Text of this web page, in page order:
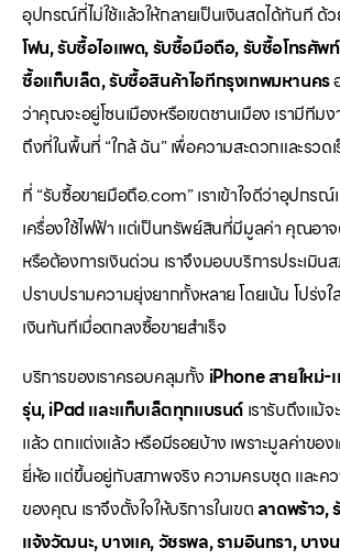
อุปกรณ์ที่ไม่ใช้แล้วให้กลายเป็นเงินสดได้ทันที ด้
โฟน, รับซื้อไอแพด, รับซื้อมือถือ, รับซื้อโทรศัพ
ซื้อแท็บเล็ต, รับซื้อสินค้าไอทีกรุงเทพมหานคร
ว่าคุณจะอยู่โซนเมืองหรือเขตชานเมือง เรามีทีม
ถึงที่ในพื้นที่ “ใกล้ ฉัน” เพื่อความสะดวกและรวด
ที่ “รับซื้อขายมือถือ.com” เราเข้าใจดีว่าอุปกรณ์
เครื่องใช้ไฟฟ้า แต่เป็นทรัพย์สินที่มีมูลค่า คุณอา
หรือต้องการเงินด่วน เราจึงมอบบริการประเมิน
ปราบปรามความยุ่งยากทั้งหลาย โดยเน้น โปร่งใ
เงินทันทีเมื่อตกลงซื้อขายสำเร็จ
บริการของเราครอบคลุมทั้ง iPhone สายใหม่-
รุ่น, iPad และแท็บเล็ตทุกแบรนด์ เรารับถึงแม้
แล้ว ตกแต่งแล้ว หรือมีรอยบ้าง เพราะมูลค่าของ
ยี่ห้อ แต่ขึ้นอยู่กับสภาพจริง ความครบชุด และคว
ของคุณ เราจึงตั้งใจให้บริการในเขตลาดพร้าว,
แจ้งวัฒนะ, บางแค, วัชรพล, รามอินทรา, บาง